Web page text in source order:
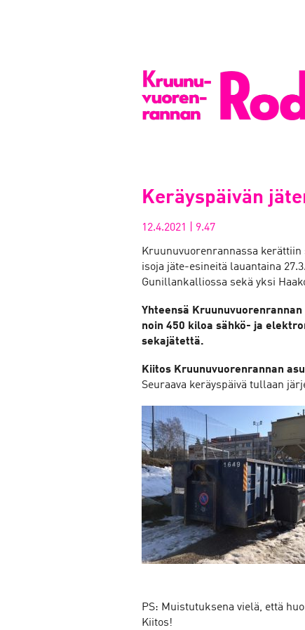
Keräyspäivän
12.4.2021 9.47
Kruunuvuorenrannassa
isoja jäte-esineitä lauantaina
Gunillankalliossa sekä yksi
Yhteensä
noin 450 kiloa sähkö- ja
sekajätettä.
Kiitos Kruunuvuorenrannan
Seuraava keräyspäivä tullaan
PS: Muistutuksena vielä, että
Kiitos!